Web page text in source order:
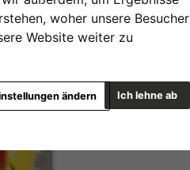
woher unsere Besucher
Website weiter zu
Ich lehne ab
ändern